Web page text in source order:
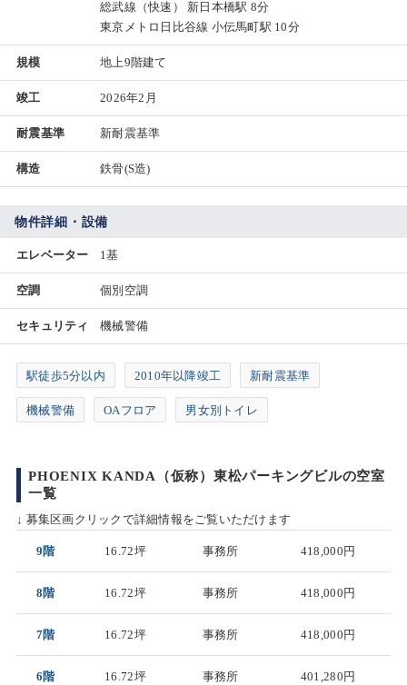
総武線（快速） 新日本橋駅 8分
東京メトロ日比谷線 小伝馬町駅 10分
規模 地上9階建て
竣工 2026年2月
耐震基準 新耐震基準
構造 鉄骨(S造)
物件詳細・設備
エレベーター 1基
空調 個別空調
セキュリティ 機械警備
駅徒歩5分以内 2010年以降竣工 新耐震基準
機械警備 OAフロア 男女別トイレ
PHOENIX KANDA（仮称）東松パーキングビルの空室
一覧
↓ 募集区画クリックで詳細情報をご覧いただけます
9階 16.72坪 事務所 418,000円
8階 16.72坪 事務所 418,000円
7階 16.72坪 事務所 418,000円
6階 16.72坪 事務所 401,280円